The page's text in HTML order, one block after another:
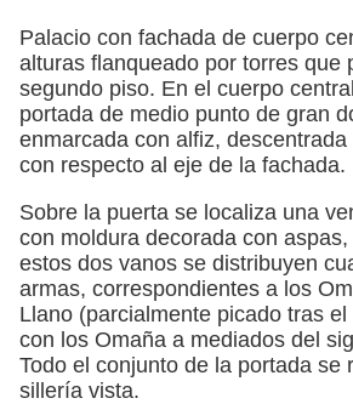
Palacio con fachada de cuerpo
alturas flanqueado por torres que
segundo piso. En el cuerpo
portada de medio punto de gran
enmarcada con alfiz,
con respecto al eje de la fachada.
Sobre la puerta se localiza una
con moldura decorada con
estos dos vanos se distribuyen
armas, correspondientes a los
Llano (parcialmente picado tras
con los Omaña a mediados del
Todo el conjunto de la portada se
sillería vista.